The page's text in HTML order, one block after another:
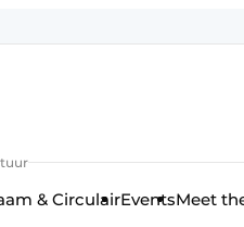
& CirculairEventsMeet